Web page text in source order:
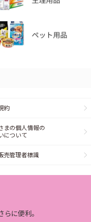
約
まの個人情報の
について
売管理者標識
に便利。